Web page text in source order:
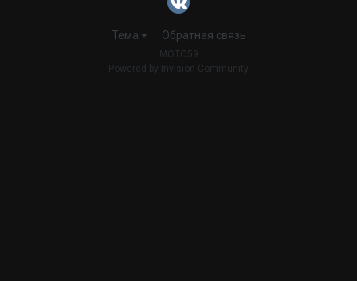
Тема Обратная связь
MOTO59
Powered by Invision Community